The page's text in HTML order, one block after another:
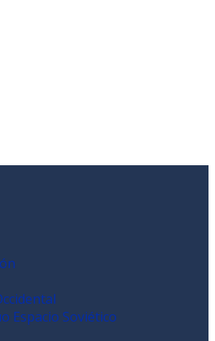
Espacio Soviético